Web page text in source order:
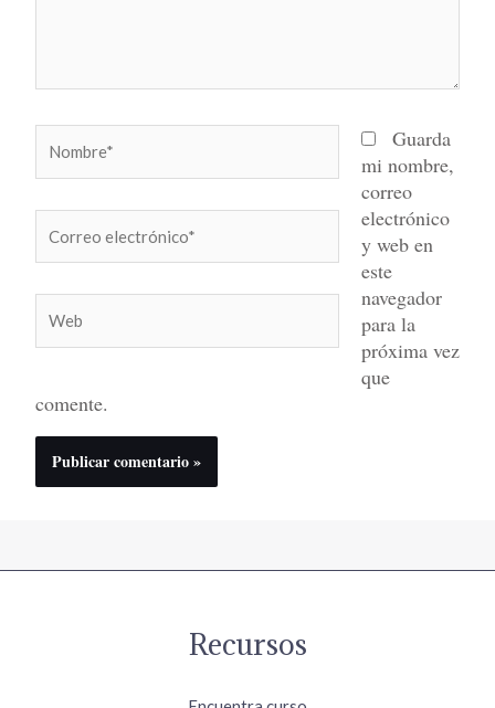
electrónico*
Guarda
mi nombre,
correo
electrónico
y web en
este
navegador
para la
próxima vez
que
comente.
Recursos